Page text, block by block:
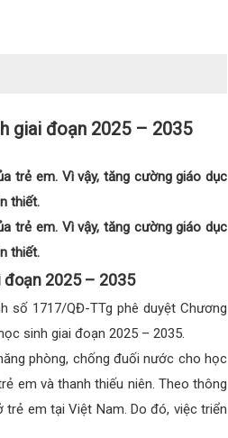
giai đoạn 2025 – 2035
trẻ em. Vì vậy, tăng cường giáo dục
thiết.
trẻ em. Vì vậy, tăng cường giáo dục
thiết.
2025 – 2035
số 1717/QĐ-TTg phê duyệt Chương
sinh giai đoạn 2025 – 2035.
phòng, chống đuối nước cho học
em và thanh thiếu niên. Theo thông
em tại Việt Nam. Do đó, việc triển